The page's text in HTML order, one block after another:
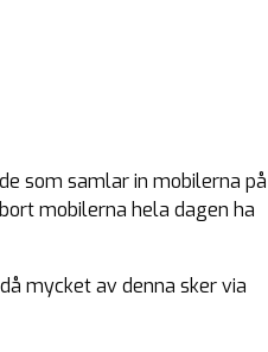
som samlar in mobilerna på
mobilerna hela dagen ha
mycket av denna sker via